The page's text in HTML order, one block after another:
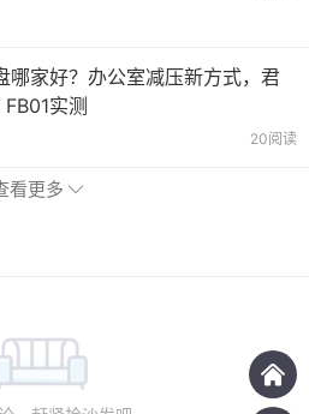
哪家好？办公室减压新方式，君
实测
20阅读
看更多